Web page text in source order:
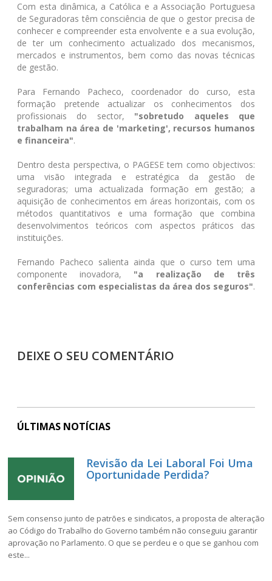
Com esta dinâmica, a Católica e a Associação Portuguesa
de Seguradoras têm consciência de que o gestor precisa de
conhecer e compreender esta envolvente e a sua evolução,
de ter um conhecimento actualizado dos mecanismos,
mercados e instrumentos, bem como das novas técnicas
de gestão.
Para Fernando Pacheco, coordenador do curso, esta
formação pretende actualizar os conhecimentos dos
profissionais do sector, "sobretudo aqueles que
trabalham na área de 'marketing', recursos humanos
e financeira".
Dentro desta perspectiva, o PAGESE tem como objectivos:
uma visão integrada e estratégica da gestão de
seguradoras; uma actualizada formação em gestão; a
aquisição de conhecimentos em áreas horizontais, com os
métodos quantitativos e uma formação que combina
desenvolvimentos teóricos com aspectos práticos das
instituições.
Fernando Pacheco salienta ainda que o curso tem uma
componente inovadora, "a realização de três
conferências com especialistas da área dos seguros".
DEIXE O SEU COMENTÁRIO
ÚLTIMAS NOTÍCIAS
Revisão da Lei Laboral Foi Uma
Oportunidade Perdida?
Sem consenso junto de patrões e sindicatos, a proposta de alteração
ao Código do Trabalho do Governo também não conseguiu garantir
aprovação no Parlamento. O que se perdeu e o que se ganhou com
este...